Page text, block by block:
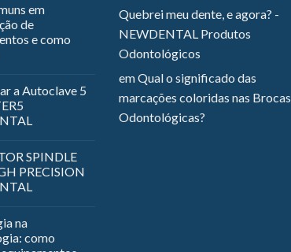
em
de
e como
a Autoclave 5
SPINDLE
PRECISION
na
como
Quebrei meu dente, e agora? -
NEWDENTAL Produtos
Odontológicos
emQual o significado das
marcações coloridas nas Brocas
Odontológicas?